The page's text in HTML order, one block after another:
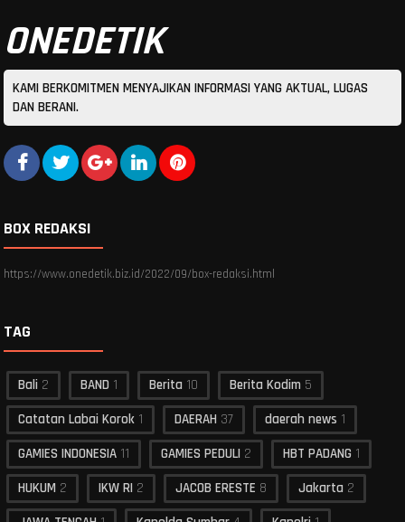
ONEDETIK
KAMI BERKOMITMEN MENYAJIKAN INFORMASI YANG AKTUAL, LUGAS
DAN BERANI.
BOX REDAKSI
https://www.onedetik.biz.id/2022/09/box-redaksi.html
TAG
Bali 2 BAND 1 Berita 10 Berita Kodim 5
Catatan Labai Korok 1 DAERAH 37 daerah news 1
GAMIES INDONESIA 11 GAMIES PEDULI 2 HBT PADANG 1
HUKUM 2 IKW RI 2 JACOB ERESTE 8 Jakarta 2